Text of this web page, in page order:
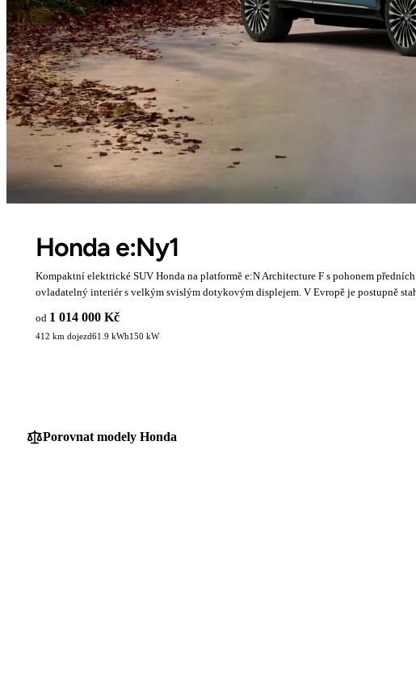
Honda e:Ny1
Kompaktní elektrické SUV Honda na platformě e:N Architecture F s pohonem
ovladatelný interiér s velkým svislým dotykovým displejem. V Evropě je postupně
od 1 014 000 Kč
412 km dojezd61.9 kWh150 kW
Porovnat modely Honda